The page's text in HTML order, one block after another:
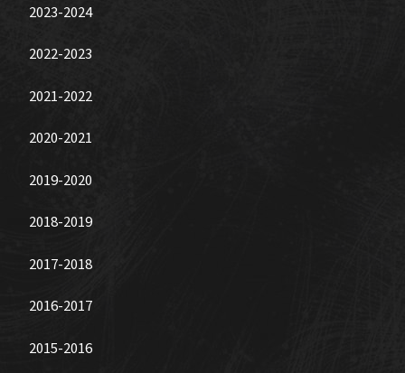
2023-2024
2022-2023
2021-2022
2020-2021
2019-2020
2018-2019
2017-2018
2016-2017
2015-2016